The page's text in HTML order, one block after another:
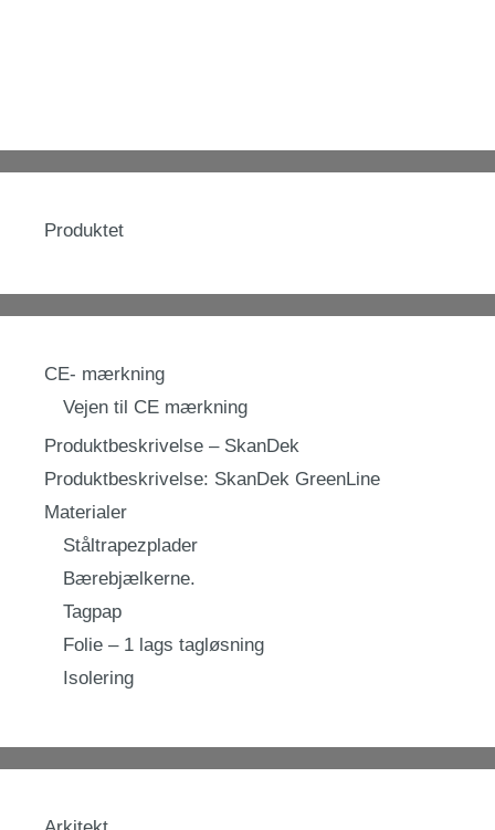
Produktet
CE- mærkning
Vejen til CE mærkning
Produktbeskrivelse – SkanDek
Produktbeskrivelse: SkanDek GreenLine
Materialer
Ståltrapezplader
Bærebjælkerne.
Tagpap
Folie – 1 lags tagløsning
Isolering